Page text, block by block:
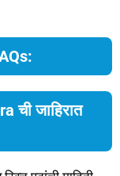
जाहिरात